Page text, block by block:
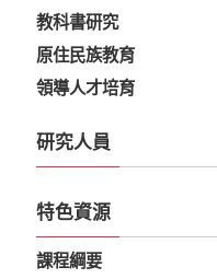
教科書研究
原住民族教育
領導人才培育
研究人員
特色資源
課程綱要